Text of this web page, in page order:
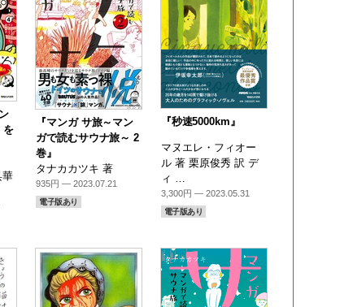
を
華
『マンガ サ旅～マン
ガで読むサウナ旅～ 2
巻』
タナカカツキ 著
935円 — 2023.07.21
電子版あり
『秒速5000km』
マヌエレ・フィオー
ル 著 栗原俊秀 訳 デ
ィ …
3,300円 — 2023.05.31
電子版あり